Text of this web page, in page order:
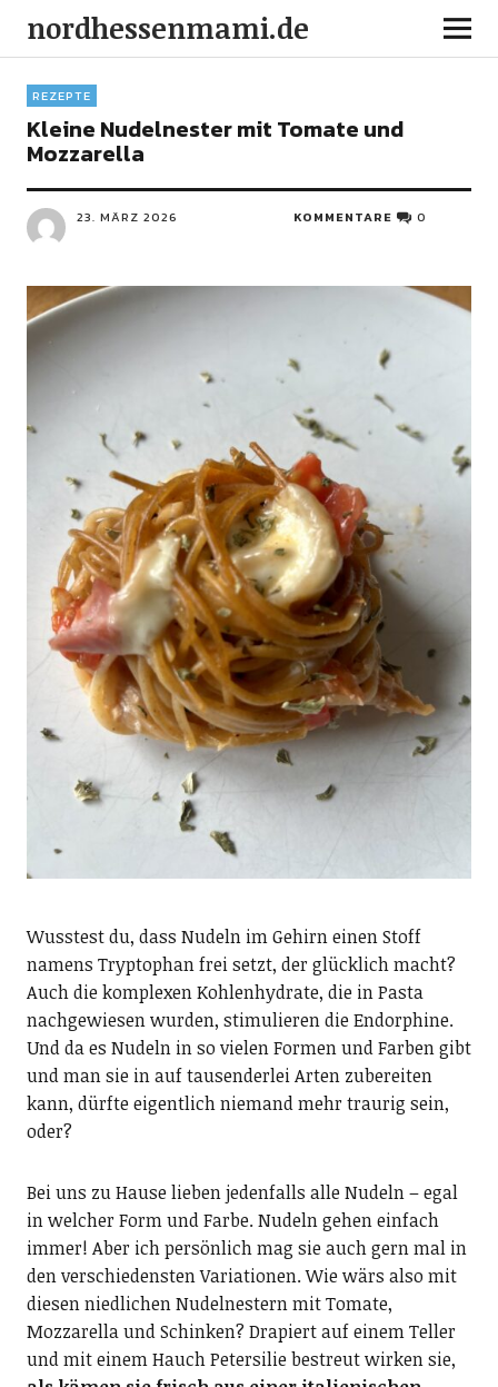
nordhessenmami.de
REZEPTE
Kleine Nudelnester mit Tomate und
Mozzarella
23. MÄRZ 2026 KOMMENTARE 0
Wusstest du, dass Nudeln im Gehirn einen Stoff
namens Tryptophan frei setzt, der glücklich macht?
Auch die komplexen Kohlenhydrate, die in Pasta
nachgewiesen wurden, stimulieren die Endorphine.
Und da es Nudeln in so vielen Formen und Farben gibt
und man sie in auf tausenderlei Arten zubereiten
kann, dürfte eigentlich niemand mehr traurig sein,
oder?
Bei uns zu Hause lieben jedenfalls alle Nudeln – egal
in welcher Form und Farbe. Nudeln gehen einfach
immer! Aber ich persönlich mag sie auch gern mal in
den verschiedensten Variationen. Wie wärs also mit
diesen niedlichen Nudelnestern mit Tomate,
Mozzarella und Schinken? Drapiert auf einem Teller
und mit einem Hauch Petersilie bestreut wirken sie,